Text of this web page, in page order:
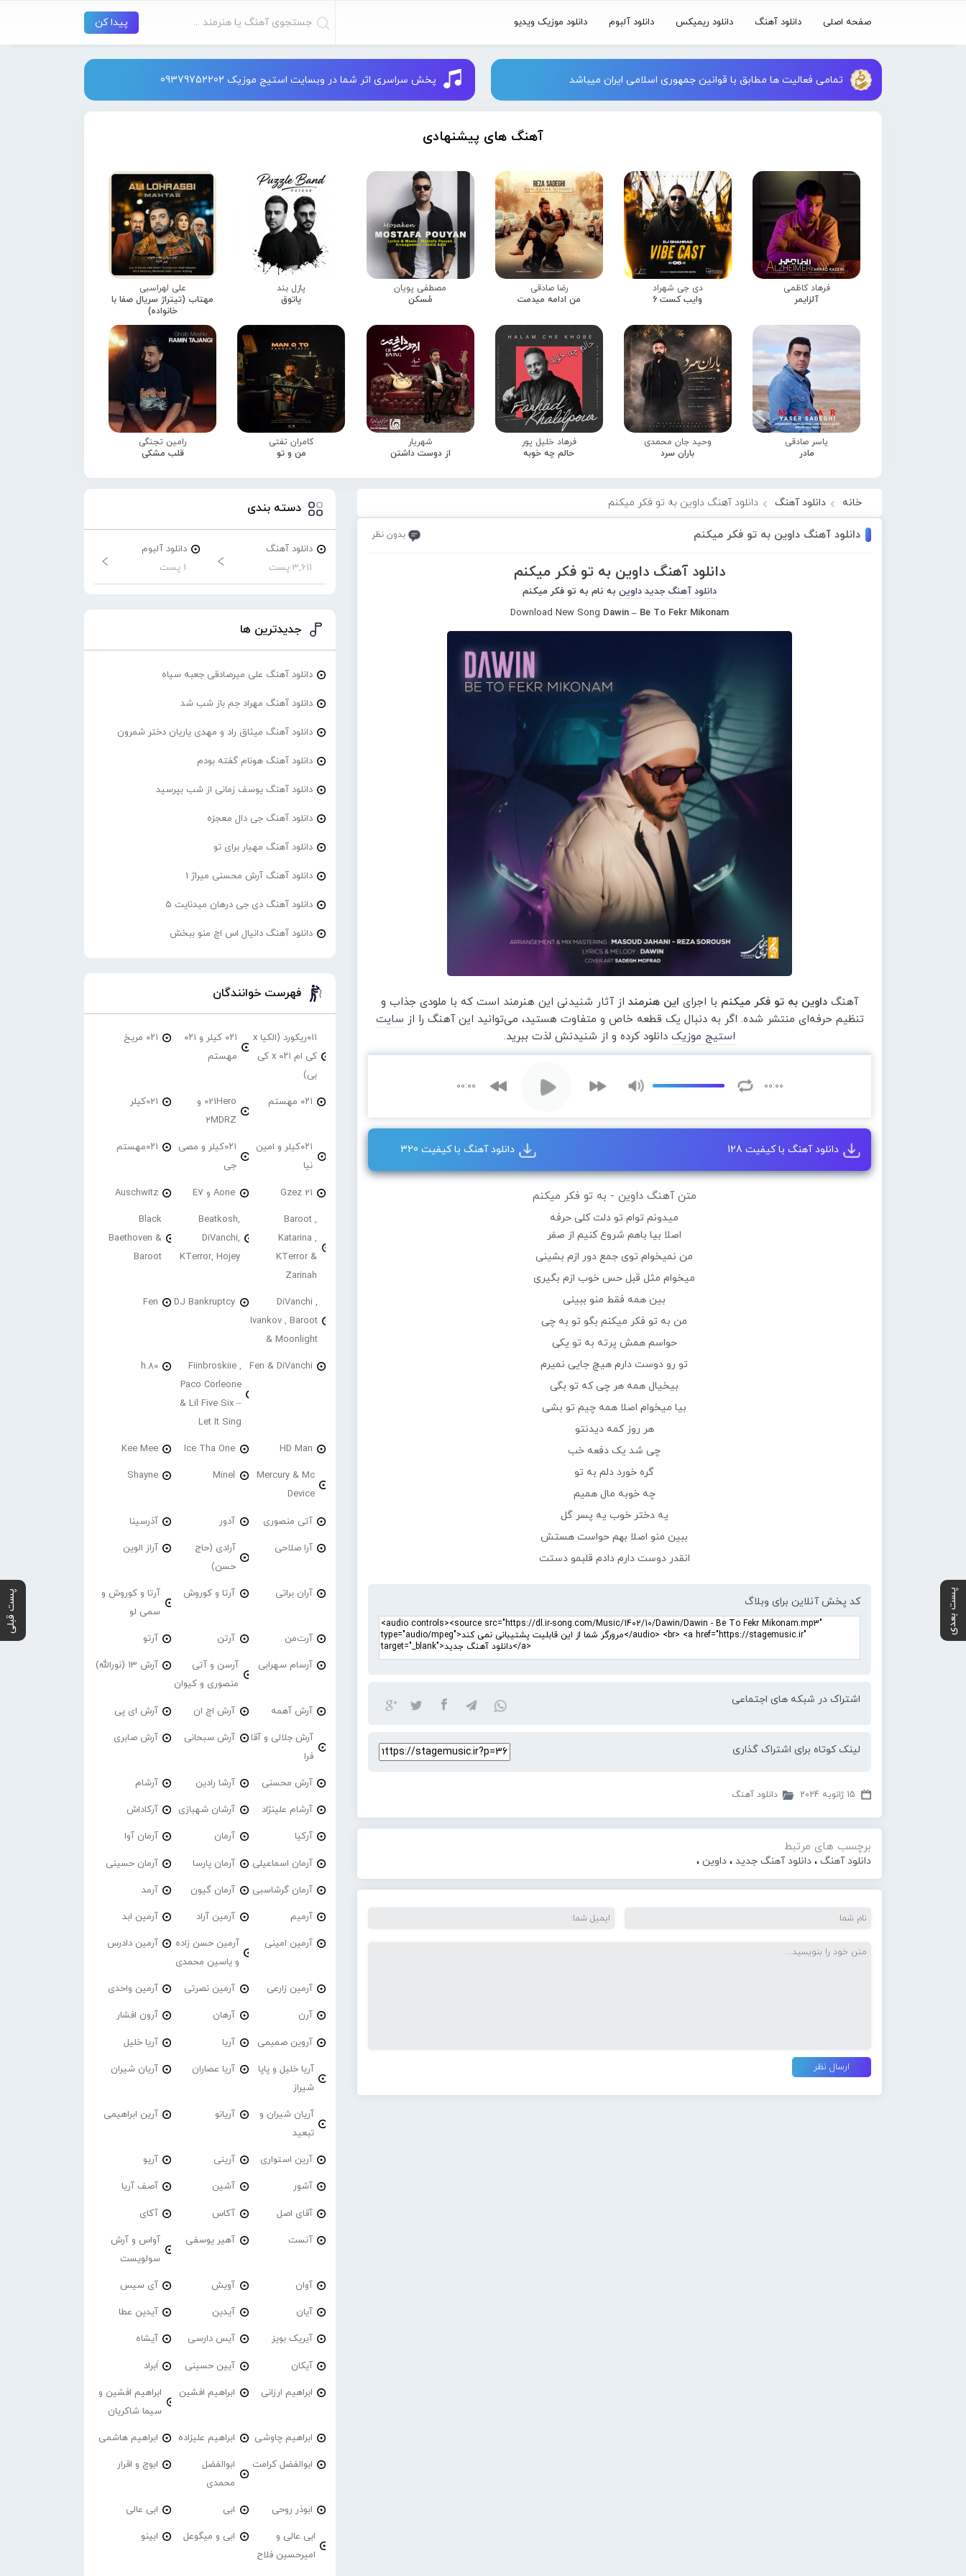
صفحه اصلی دانلود آهنگ دانلود ریمیکس دانلود آلبوم دانلود موزیک ویدیو
تمامی فعالیت ها مطابق با قوانین جمهوری اسلامی ایران میباشد پخش سراسری اثر شما در وبسایت استیج موزیک 09379752202
آهنگ های پیشنهادی
فرهاد کاظمی
آلزایمر
دی جی شهراد
وایب کست 6
رضا صادقی
من ادامه میدمت
مصطفی پویان
مُسکن
پازل بند
پاتوق
علی لهراسبی
مهتاب (تیتراژ سریال صفا با
خانواده)
یاسر صادقی
مادر
وحید جان محمدی
باران سرد
فرهاد خلیل پور
حالم چه خوبه
شهریار
از دوست داشتن
کامران تفتی
من و تو
رامین تجنگی
قلب مشکی
خانه دانلود آهنگ دانلود آهنگ داوین به تو فکر میکنم
دانلود آهنگ داوین به تو فکر میکنم بدون نظر
دانلود آهنگ داوین به تو فکر میکنم
دانلود آهنگ جدید داوین به نام به تو فکر میکنم
Download New Song Dawin – Be To Fekr Mikonam
آهنگ داوین به تو فکر میکنم با اجرای این هنرمند از آثار شنیدنی این هنرمند است که با ملودی جذاب و
تنظیم حرفه‌ای منتشر شده. اگر به دنبال یک قطعه خاص و متفاوت هستید، می‌توانید این آهنگ را از سایت
استیج موزیک دانلود کرده و از شنیدنش لذت ببرید.
00:00 00:00
دانلود آهنگ با کیفیت 128 دانلود آهنگ با کیفیت 320
متن آهنگ داوین - به تو فکر میکنم
میدونم توام تو دلت کلی حرفه
اصلا بیا باهم شروع کنیم از صفر
من نمیخوام توی جمع دور ازم بشینی
میخوام مثل قبل حس خوب ازم بگیری
بین همه فقط منو ببینی
من به تو فکر میکنم بگو تو به چی
حواسم همش پرته به تو یکی
تو رو دوست دارم هیچ جایی نمیرم
بیخیال همه هر چی که تو بگی
بیا میخوام اصلا همه چیم تو بشی
هر روز کمه دیدنتو
چی شد یک دفعه خب
گره خورد دلم به تو
چه خوبه مال همیم
یه دختر خوب یه پسر گل
ببین منو اصلا بهم حواست هستش
انقدر دوست دارم دادم قلبمو دستت
کد پخش آنلاین برای وبلاگ
اشتراک در شبکه های اجتماعی
لینک کوتاه برای اشتراک گذاری
15 ژانویه 2024 دانلود آهنگ
پست بعدی پست قبلی
برچسب های مرتبط
دانلود آهنگ ، دانلود آهنگ جدید ، داوین ،
دسته بندی
دانلود آهنگ
3,611 پست
دانلود آلبوم
1 پست
جدیدترین ها
دانلود آهنگ علی میرصادقی جعبه سیاه
دانلود آهنگ مهراد جم باز شب شد
دانلود آهنگ میثاق راد و مهدی یاریان دختر شمرون
دانلود آهنگ هونام گفته بودم
دانلود آهنگ یوسف زمانی از شب بپرسید
دانلود آهنگ جی دال معجزه
دانلود آهنگ مهیار برای تو
دانلود آهنگ آرش محسنی میراژ 1
دانلود آهنگ دی جی درهان میدنایت 5
دانلود آهنگ دانیال اس اچ منو ببخش
فهرست خوانندگان
۰۱۱ریکورد (الکیا x
کی ام ۰۲۱ x کی
بی)
۰۲۱ کیلر و ۰۲۱
مهستم
۰۲۱ مریخ
۰۲۱ مهستم
021Hero و
2MDRZ
021کیلر
۰۲۱کیلر و امین
نیا
۰۲۱کیلر و مصی
جی
۰۲۱مهستم
21 Gzez Aone و E7 Auschwitz
Baroot ,
Katarina ,
KTerror &
Zarinah
Beatkosh,
DiVanchi,
KTerror, Hojey
Black
Baethoven &
Baroot
DiVanchi ,
Ivankov , Baroot
& Moonlight
DJ Bankruptcy
Fen
Fen & DiVanchi
Fiinbroskiie ,
Paco Corleone
& Lil Five Six –
Let It Sing
h.80
HD Man
Ice Tha One
Kee Mee
Mercury & Mc
Device
Minel
Shayne
آتی منصوری آدور آذرسینا
آرا صلاحی
آرادی (حاج
حسن)
آراز الوین
آران براتی آرتا و کوروش
آرتا و کوروش و
سمی لو
آرت‌من آرتن آرتو
آرسام سهرابی
آرسن و آتی
منصوری و کیوان
آرش 13 (نورالله)
آرش آهمه آرش اچ ان آرش ای پی
آرش جلالی و آقا
فرا
آرش سبحانی آرش صابری
آرش محسنی آرشا رادین آرشام
آرشام علینژاد آرشان شهبازی آرکاداش
آرکیا آرمان آرمان آوا
آرمان اسماعیلی آرمان پارسا آرمان حسینی
آرمان گرشاسبی آرمان گیون آرمد
آرمیم آرمین آراد آرمین ابد
آرمین امینی
آرمین حسن زاده
و یاسین محمدی
آرمین دادرس
آرمین زارعی آرمین نصرتی آرمین واحدی
آرن آرهان آرون افشار
آروین صمیمی آریا آریا خلیل
آریا خلیل و پاپا
شیراز
آریا عصاران آریان شیران
آریان شیران و
تبعید
آریانو آرین ابراهیمی
آرین استواری آرینی آریو
آشور آشین آصف آریا
آقای اصل آکاس آکای
آنست آهیر یوسفی
آواس و آرش
سولویست
آوان آویش آی سیس
آیان آیدین آیدین عطا
آیریک بویز آیس دارسی آیشاه
آیکان آیین حسینی اَبراد
ابراهیم ارزانی ابراهیم افشین
ابراهیم افشین و
سیما شاکریان
ابراهیم چاوشی ابراهیم علیزاده ابراهیم هاشمی
ابوالفضل کرامت
ابوالفضل
محمدی
ابوچ و اقرار
ابوذر روحی ابی ابی عالی
ابی عالی و
امیرحسین فلاح
ابی و میگوعل ابینو